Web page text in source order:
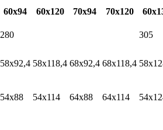
60x94 60x120 70x94 70x120
280
305
58x92,4 58x118,4 68x92,4 68x118,4
54x88 54x114 64x88 64x114